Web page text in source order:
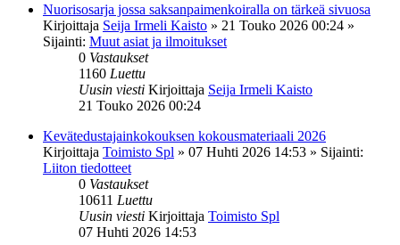
Nuorisosarja jossa saksanpaimenkoiralla on tärkeä sivuosa
Kirjoittaja Seija Irmeli Kaisto » 21 Touko 2026 00:24 »
Sijainti: Muut asiat ja ilmoitukset
0 Vastaukset
1160 Luettu
Uusin viesti Kirjoittaja Seija Irmeli Kaisto
21 Touko 2026 00:24
Kevätedustajainkokouksen kokousmateriaali 2026
Kirjoittaja Toimisto Spl » 07 Huhti 2026 14:53 » Sijainti:
Liiton tiedotteet
0 Vastaukset
10611 Luettu
Uusin viesti Kirjoittaja Toimisto Spl
07 Huhti 2026 14:53